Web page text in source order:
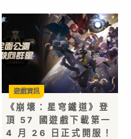
《崩壞：星穹鐵道》登
頂 57 國遊戲下載第一
4 月 26 日正式開服！
遊戲資訊